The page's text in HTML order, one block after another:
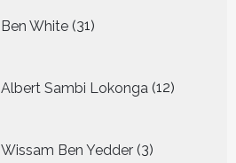
Ben White 31
producten
Albert Sambi Lokonga 12
Wissam Ben Yedder 3
producten